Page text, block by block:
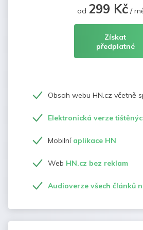
od 299 Kč/
Získat
předplatné
Obsah webu HN.cz včetně
Elektronická verze
Mobilní aplikace HN
Web HN.cz bez reklam
Audioverze všech článků